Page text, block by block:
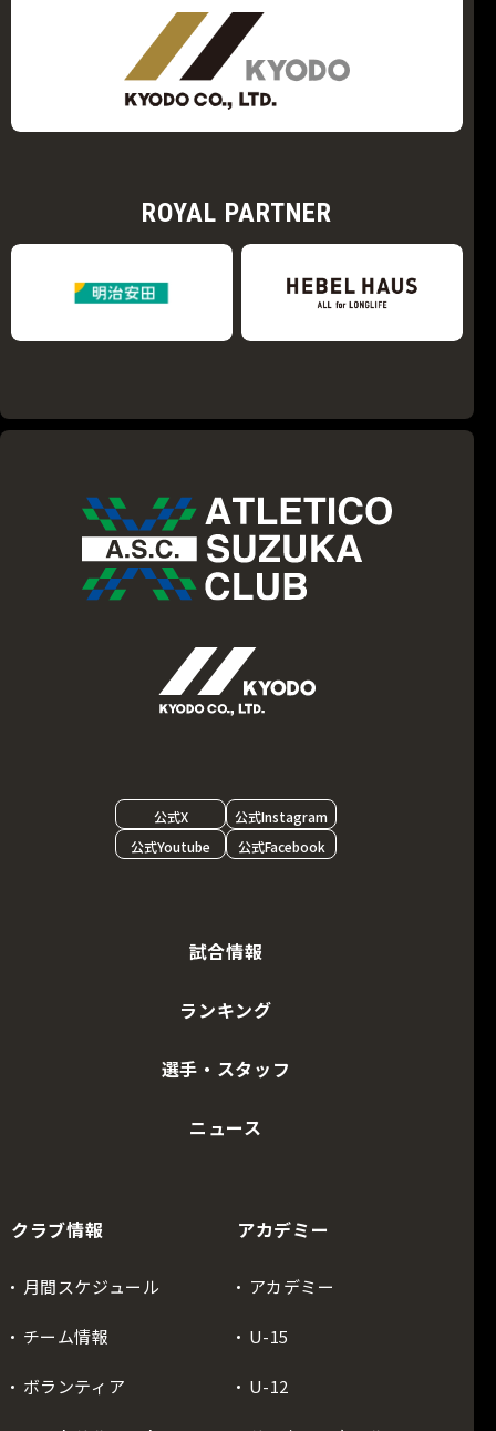
ROYAL PARTNER
公式X
公式Instagram
公式Youtube
公式Facebook
試合情報
ランキング
選手・スタッフ
ニュース
クラブ情報
月間スケジュール
チーム情報
ボランティア
アカデミー
アカデミー
U-15
U-12